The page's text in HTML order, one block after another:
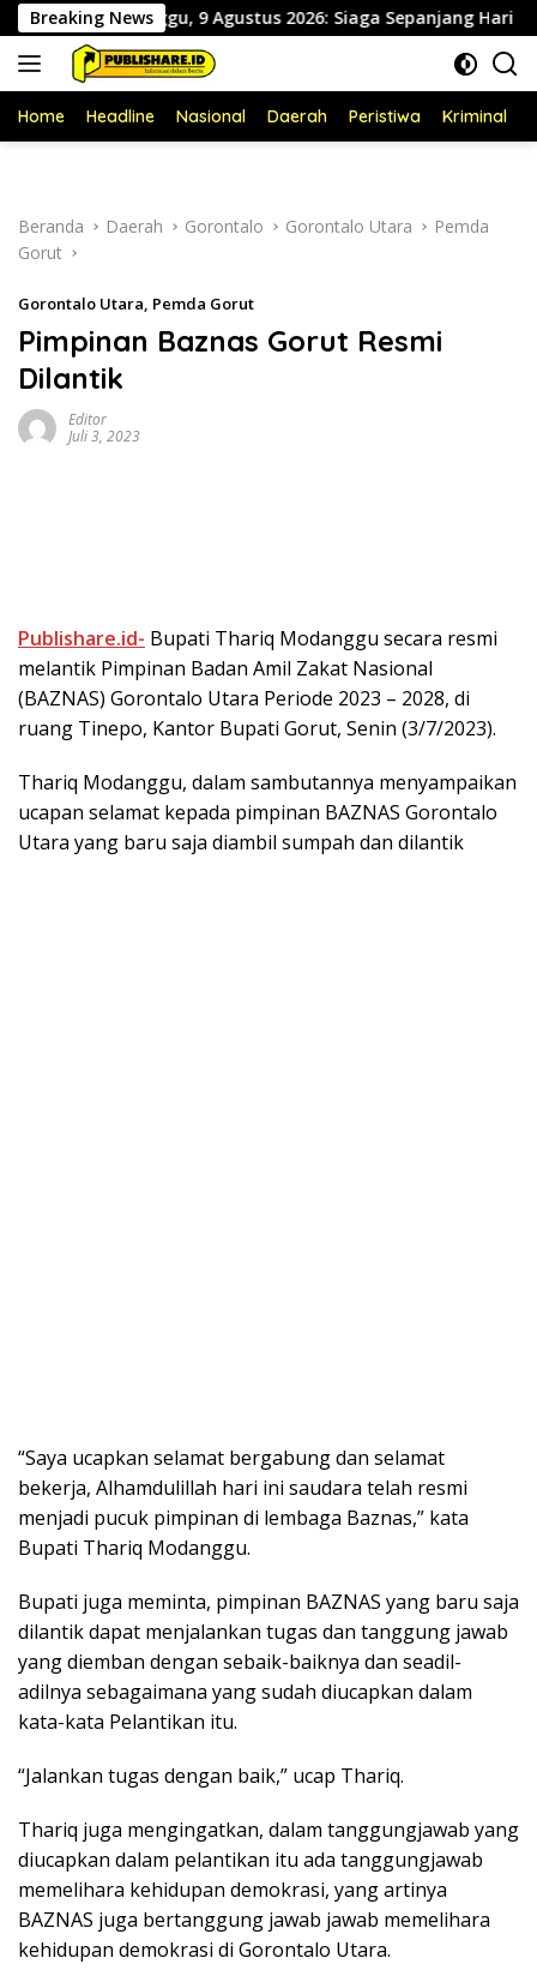
Langsung
ke
konten
Breaking News
Minggu, 9 Agustus 2026: Siaga Sepanjang Hari Demi
Home Headline Nasional Daerah Peristiwa Kriminal
Beranda Daerah Gorontalo Gorontalo Utara
Pemda
Gorut
Gorontalo Utara, Pemda Gorut
Pimpinan Baznas Gorut Resmi
Dilantik
Editor
Juli 3, 2023
Publishare.id- Bupati Thariq Modanggu secara resmi
melantik Pimpinan Badan Amil Zakat Nasional
(BAZNAS) Gorontalo Utara Periode 2023 – 2028, di
ruang Tinepo, Kantor Bupati Gorut, Senin (3/7/2023).
Thariq Modanggu, dalam sambutannya menyampaikan
ucapan selamat kepada pimpinan BAZNAS Gorontalo
Utara yang baru saja diambil sumpah dan dilantik
“Saya ucapkan selamat bergabung dan selamat
bekerja, Alhamdulillah hari ini saudara telah resmi
menjadi pucuk pimpinan di lembaga Baznas,” kata
Bupati Thariq Modanggu.
Bupati juga meminta, pimpinan BAZNAS yang baru saja
dilantik dapat menjalankan tugas dan tanggung jawab
yang diemban dengan sebaik-baiknya dan seadil-
adilnya sebagaimana yang sudah diucapkan dalam
kata-kata Pelantikan itu.
“Jalankan tugas dengan baik,” ucap Thariq.
Thariq juga mengingatkan, dalam tanggungjawab yang
diucapkan dalam pelantikan itu ada tanggungjawab
memelihara kehidupan demokrasi, yang artinya
BAZNAS juga bertanggung jawab jawab memelihara
kehidupan demokrasi di Gorontalo Utara.